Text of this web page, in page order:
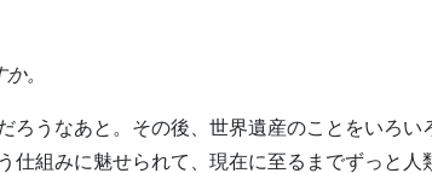
。
ろうなあと。その後、世界遺産のことをいろ
仕組みに魅せられて、現在に至るまでずっと人